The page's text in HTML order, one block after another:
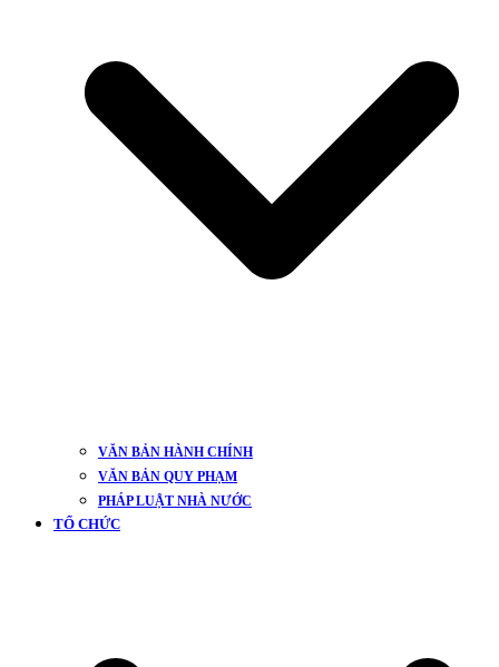
VĂN BẢN HÀNH CHÍNH
VĂN BẢN QUY PHẠM
PHÁP LUẬT NHÀ NƯỚC
TỔ CHỨC